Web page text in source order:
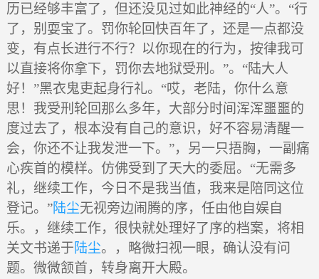
历已经够丰富了，但还没见过如此神经的“人”。“行
了，别耍宝了。罚你轮回快百年了，还是一点都没
变，有点长进行不行？以你现在的行为，按律我可
以直接将你拿下，罚你去地狱受刑。”。“陆大人
好！”黑衣鬼吏起身行礼。“哎，老陆，你什么意
思！我受刑轮回那么多年，大部分时间浑浑噩噩的
度过去了，根本没有自己的意识，好不容易清醒一
会，你还不让我发泄一下。”，另一只捂胸，一副痛
心疾首的模样。仿佛受到了天大的委屈。“无需多
礼，继续工作，今日不是我当值，我来是陪同这位
登记。”陆尘无视旁边闹腾的序，任由他自娱自
乐。，继续工作，很快就处理好了序的档案，将相
关文书递于陆尘。，略微扫视一眼，确认没有问
题。微微颔首，转身离开大殿。